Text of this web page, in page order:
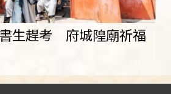
生趕考 府城隍廟祈福